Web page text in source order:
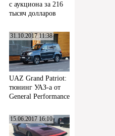
с аукциона за 216
тысяч долларов
31.10.2017 11:38
UAZ Grand Patriot:
тюнинг УАЗ-а от
General Performance
15.06.2017 16:10